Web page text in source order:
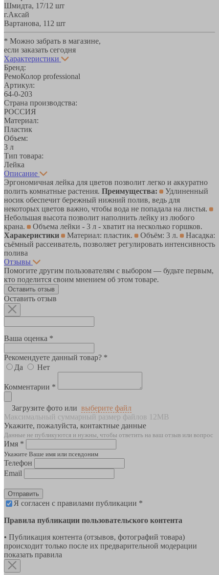
Шмидта, 17/1 2 шт
г.Аксай
Вартанова, 11 2 шт
* Можно забрать в магазине,
если заказать сегодня
Характеристики
Бренд:
РемоКолор professional
Артикул:
64-0-203
Страна производства:
РОССИЯ
Материал:
Пластик
Объем:
3 л
Тип товара:
Лейка
Описание
Эргономичная лейка для цветов позволит легко и аккуратно
полить комнатные растения. Преимущества:
Удлиненный
носик обеспечит бережный нижний полив, ведь для
некоторых цветов важно, чтобы вода не попадала на листья.
Небольшая высота позволит наполнить лейку из любого
крана.
Объема лейки - 3 л - хватит на несколько горшков.
Харакеристики
Материал: пластик. Объём: 3 л.
Насадка:
съёмный рассеиватель, позволяет регулировать интенсивность
полива
Отзывы
Помогите другим пользователям с выбором — будьте первым,
кто поделится своим мнением об этом товаре.
Оставить отзыв
Оставить отзыв
Ваша оценка *
Рекомендуете данный товар? *
Да
Нет
Комментарии *
Загрузите фото или выберите файл
Максимальный суммарный размер файлов 12MB
Укажите, пожалуйста, контактные данные
Данные не публикуются и нужны, чтобы ответить на ваш отзыв или вопрос
Имя *
Укажите Ваше имя или псевдоним
Телефон
Email
Отправить
Я согласен с правилами публикации *
Правила публикации пользовательского контента
• Публикация контента (отзывов, фотографий товара)
происходит только после их предварительной модерации
показать правила